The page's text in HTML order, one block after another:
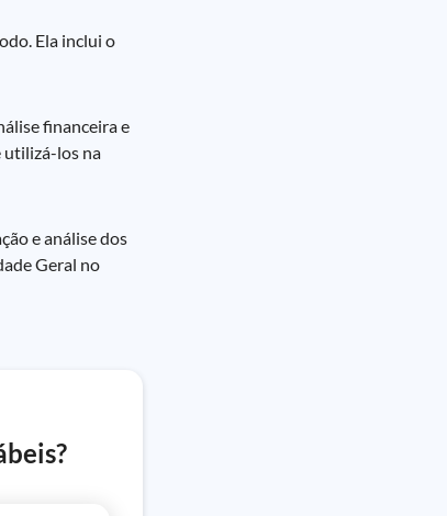
Ela inclui o
financeira e
utilizá-los na
e análise dos
Geral no